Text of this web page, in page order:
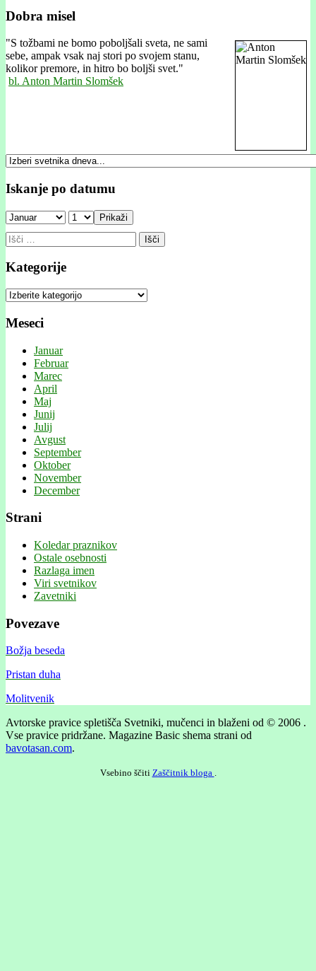
Dobra misel
"S tožbami ne bomo poboljšali sveta, ne sami
sebe, ampak vsak naj stori po svojem stanu,
kolikor premore, in hitro bo boljši svet."
bl. Anton Martin Slomšek
Iskanje po datumu
Prikaži
Išči:
Kategorije
Kategorije
Meseci
Januar
Februar
Marec
April
Maj
Junij
Julij
Avgust
September
Oktober
November
December
Strani
Koledar praznikov
Ostale osebnosti
Razlaga imen
Viri svetnikov
Zavetniki
Povezave
Božja beseda
Pristan duha
Molitvenik
Avtorske pravice spletišča Svetniki, mučenci in blaženi od © 2006 .
Vse pravice pridržane. Magazine Basic shema strani od
bavotasan.com.
Vsebino ščiti Zaščitnik bloga .